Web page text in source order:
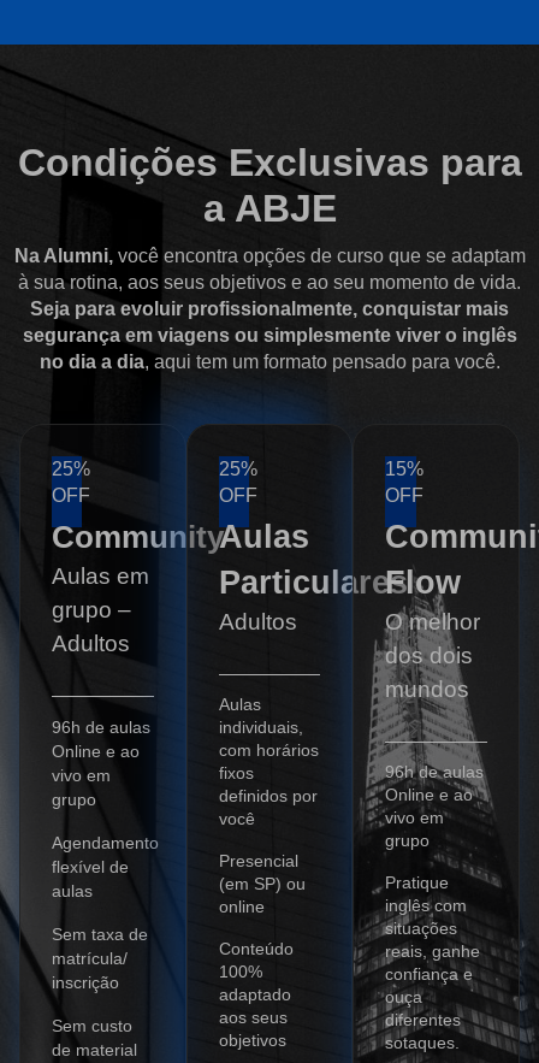
Condições Exclusivas para
a ABJE
Na Alumni,você encontra opções de curso que se adaptam
à sua rotina, aos seus objetivos e ao seu momento de vida.
Seja para evoluir profissionalmente, conquistar mais
segurança em viagens ou simplesmente viver o inglês
no dia a dia, aqui tem um formato pensado para você.
25%
OFF
Community
Aulas em
grupo –
Adultos
96h de aulas
Online e ao
vivo em
grupo
Agendamento
flexível de
aulas
Sem taxa de
matrícula/
inscrição
Sem custo
de material
25%
OFF
Aulas
Particulares
Adultos
Aulas
individuais,
com horários
fixos
definidos por
você
Presencial
(em SP) ou
online
Conteúdo
100%
adaptado
aos seus
objetivos
15%
OFF
Flow
O melhor
dos dois
mundos
96h de aulas
Online e ao
vivo em
grupo
Pratique
inglês com
situações
reais, ganhe
confiança e
ouça
diferentes
sotaques.